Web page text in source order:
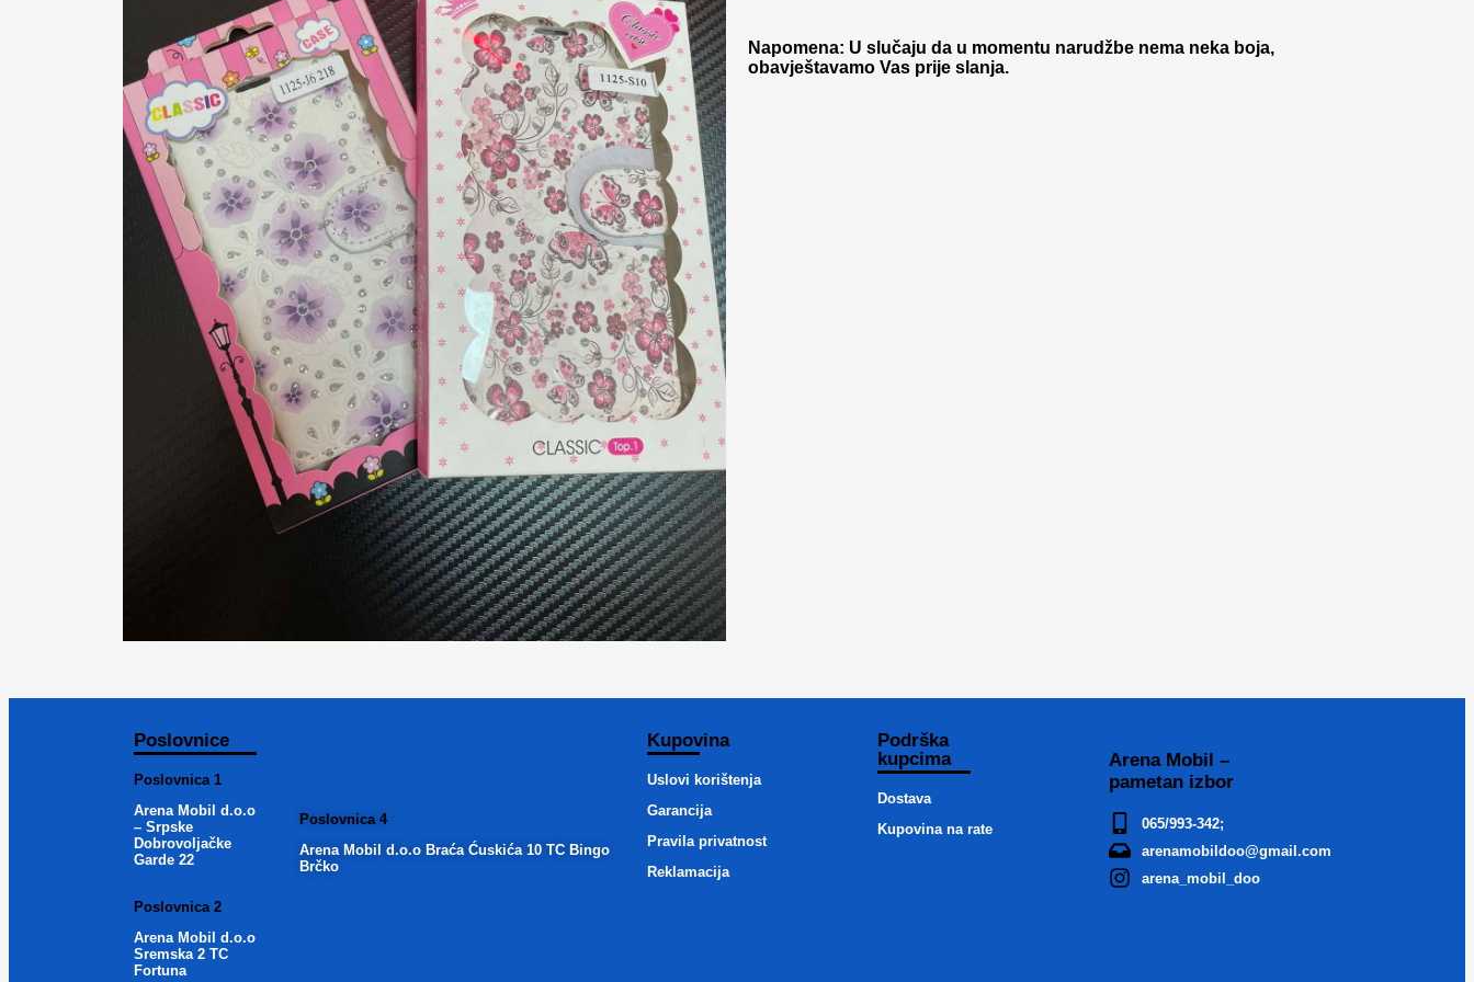
Napomena: U slučaju da u momentu narudžbe nema neka boja,
obavještavamo Vas prije slanja.
Poslovnice
Poslovnica 1
Arena Mobil d.o.o
– Srpske
Dobrovoljačke
Garde 22
Poslovnica 2
Arena Mobil d.o.o
Sremska 2 TC
Fortuna
Poslovnica 4
Arena Mobil d.o.o Braća Ćuskića 10 TC Bingo
Brčko
Kupovina
Uslovi korištenja
Garancija
Pravila privatnost
Reklamacija
Podrška
kupcima
Dostava
Kupovina na rate
Arena Mobil –
pametan izbor
065/993-342;
arenamobildoo@gmail.com
arena_mobil_doo